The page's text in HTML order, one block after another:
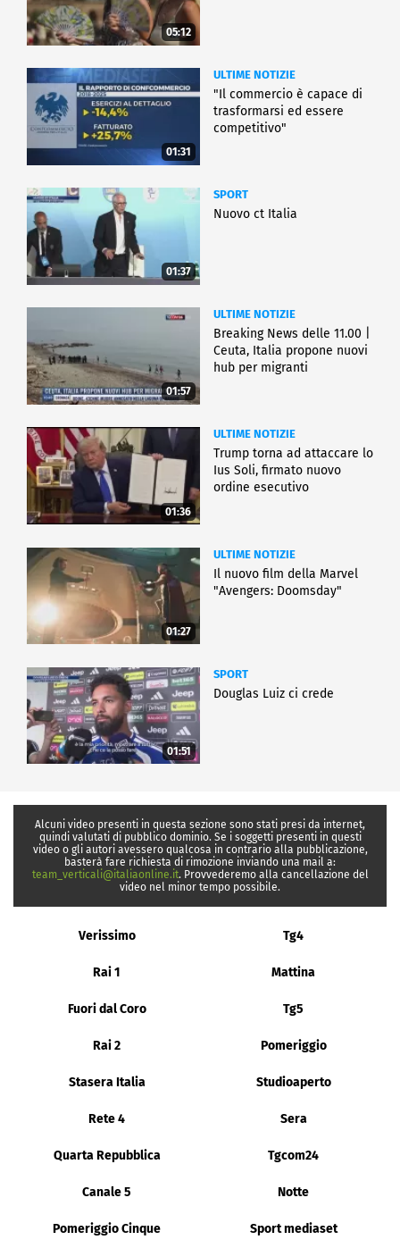
05:12
01:31
ULTIME NOTIZIE
"Il commercio è capace di
trasformarsi ed essere
competitivo"
01:37
SPORT
Nuovo ct Italia
01:57
ULTIME NOTIZIE
Breaking News delle 11.00 |
Ceuta, Italia propone nuovi
hub per migranti
01:36
ULTIME NOTIZIE
Trump torna ad attaccare lo
Ius Soli, firmato nuovo
ordine esecutivo
01:27
ULTIME NOTIZIE
Il nuovo film della Marvel
"Avengers: Doomsday"
01:51
SPORT
Douglas Luiz ci crede
Alcuni video presenti in questa sezione sono stati presi da internet,
quindi valutati di pubblico dominio. Se i soggetti presenti in questi
video o gli autori avessero qualcosa in contrario alla pubblicazione,
basterà fare richiesta di rimozione inviando una mail a:
team_verticali@italiaonline.it. Provvederemo alla cancellazione del
video nel minor tempo possibile.
Verissimo Tg4
Rai 1 Mattina
Fuori dal Coro Tg5
Rai 2 Pomeriggio
Stasera Italia Studioaperto
Rete 4 Sera
Quarta Repubblica Tgcom24
Canale 5 Notte
Pomeriggio Cinque Sport mediaset